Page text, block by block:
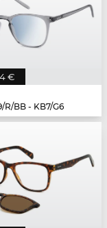
€
R/BB - KB7/G6